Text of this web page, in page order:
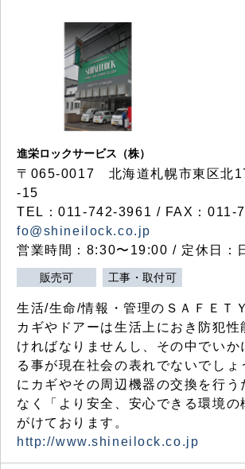
進栄ロックサービス（株）
〒065-0017 北海道札幌市東区北
-15
TEL：011-742-3961 / FAX：011-
fo@shineilock.co.jp
営業時間：8:30〜19:00 / 定休日：
販売可 工事・取付可
生活/生命/情報・管理のＳＡＦＥＴＹ
カギやドアーは生活上におき防犯性
ければなりませんし、その中でいか
る事が現在社会の表れでないでしょ
にカギやその周辺機器の交換を行う
なく「より安全、安心できる環境の
がけております。
http://www.shineilock.co.jp